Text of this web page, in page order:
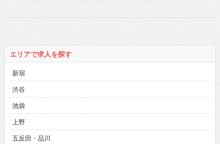
エリアで求人を探す
新宿
渋谷
池袋
上野
五反田・品川